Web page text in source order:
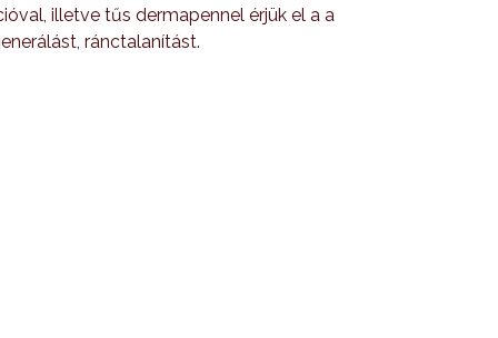
illetve tűs dermapennel érjük el a a
ránctalanítást.